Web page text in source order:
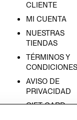
CLIENTE
MI CUENTA
NUESTRAS
TIENDAS
TÉRMINOS Y
CONDICIONES
AVISO DE
PRIVACIDAD
GIFT CARD